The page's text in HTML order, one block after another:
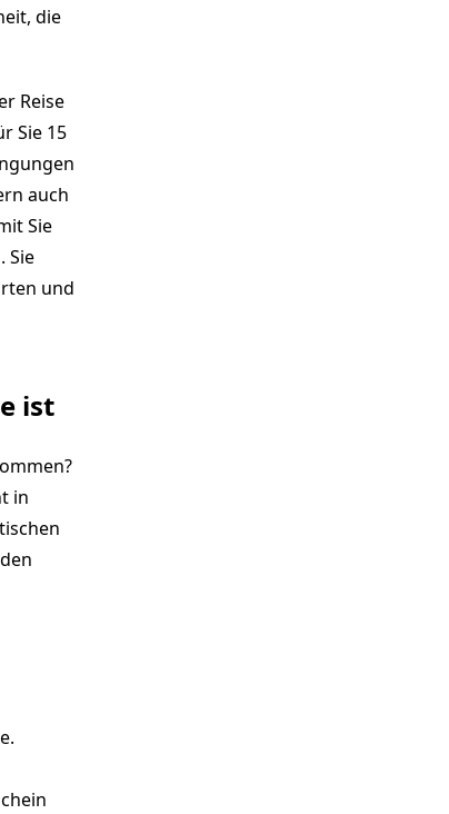
die
Reise
Sie 15
auch
Sie
Sie
und
ist
in